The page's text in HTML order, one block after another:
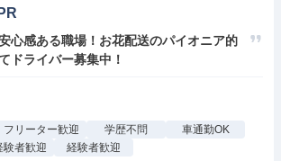
心感ある職場！お花配送のパイオニア的
ドライバー募集中！
フリーター歓迎 学歴不問
車通勤OK
験者歓迎 経験者歓迎